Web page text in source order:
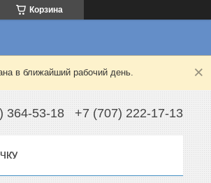
Корзина
в ближайший рабочий день.
364-53-18 +7 (707) 222-17-13